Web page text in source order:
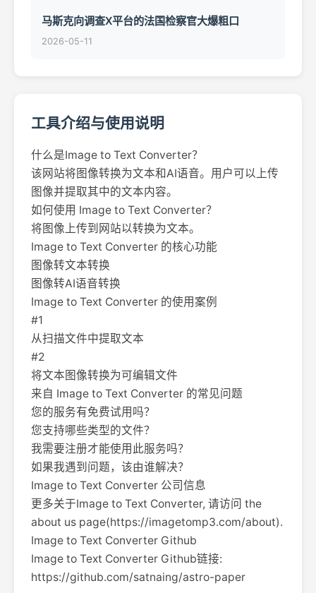
马斯克向调查X平台的法国检察官大爆粗口
2026-05-11
工具介绍与使用说明
什么是Image to Text Converter？
该网站将图像转换为文本和AI语音。用户可以上传
图像并提取其中的文本内容。
如何使用 Image to Text Converter？
将图像上传到网站以转换为文本。
Image to Text Converter 的核心功能
图像转文本转换
图像转AI语音转换
Image to Text Converter 的使用案例
#1
从扫描文件中提取文本
#2
将文本图像转换为可编辑文件
来自 Image to Text Converter 的常见问题
您的服务有免费试用吗？
您支持哪些类型的文件？
我需要注册才能使用此服务吗？
如果我遇到问题，该由谁解决？
Image to Text Converter 公司信息
更多关于Image to Text Converter, 请访问 the
about us page(https://imagetomp3.com/about).
Image to Text Converter Github
Image to Text Converter Github链接:
https://github.com/satnaing/astro-paper